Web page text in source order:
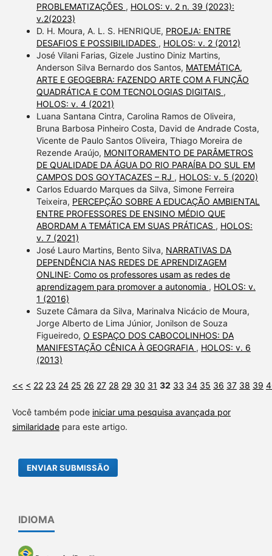
PROBLEMATIZAÇÕES , HOLOS: v. 2 n. 39 (2023):
v.2(2023)
D. H. Moura, A. L. S. HENRIQUE, PROEJA: ENTRE
DESAFIOS E POSSIBILIDADES , HOLOS: v. 2 (2012)
José Vilani Farias, Gizele Justino Diniz Martins,
Anderson Silva Bernardo dos Santos, MATEMÁTICA,
ARTE E GEOGEBRA: FAZENDO ARTE COM A FUNÇÃO
QUADRÁTICA E COM TECNOLOGIAS DIGITAIS ,
HOLOS: v. 4 (2021)
Luana Santana Cintra, Carolina Ramos de Oliveira,
Bruna Barbosa Pinheiro Costa, David de Andrade Costa,
Vicente de Paulo Santos Oliveira, Thiago Moreira de
Rezende Araújo, MONITORAMENTO DE PARÂMETROS
DE QUALIDADE DA ÁGUA DO RIO PARAÍBA DO SUL EM
CAMPOS DOS GOYTACAZES – RJ , HOLOS: v. 5 (2020)
Carlos Eduardo Marques da Silva, Simone Ferreira
Teixeira, PERCEPÇÃO SOBRE A EDUCAÇÃO AMBIENTAL
ENTRE PROFESSORES DE ENSINO MÉDIO QUE
ABORDAM A TEMÁTICA EM SUAS PRÁTICAS , HOLOS:
v. 7 (2021)
José Lauro Martins, Bento Silva, NARRATIVAS DA
DEPENDÊNCIA NAS REDES DE APRENDIZAGEM
ONLINE: Como os professores usam as redes de
aprendizagem para promover a autonomia , HOLOS: v.
1 (2016)
Suzete Câmara da Silva, Marinalva Nicácio de Moura,
Jorge Alberto de Lima Júnior, Jonilson de Souza
Figueiredo, O ESPAÇO DOS CABOCOLINHOS: DA
MANIFESTAÇÃO CÊNICA À GEOGRAFIA , HOLOS: v. 6
(2013)
<< < 22 23 24 25 26 27 28 29 30 31 32 33 34 35 36 37 38 39
Você também pode iniciar uma pesquisa avançada por
similaridadepara este artigo.
ENVIAR SUBMISSÃO
IDIOMA